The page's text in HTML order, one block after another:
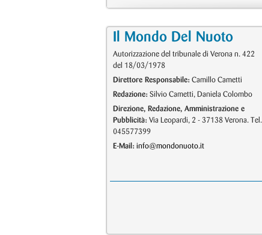
Il Mondo Del Nuoto
Autorizzazione del tribunale di Verona n. 422
del 18/03/1978
Direttore Responsabile: Camillo Cametti
Redazione: Silvio Cametti, Daniela Colombo
Direzione, Redazione, Amministrazione e
Pubblicità: Via Leopardi, 2 - 37138 Verona. Tel.
045577399
E-Mail: info@mondonuoto.it